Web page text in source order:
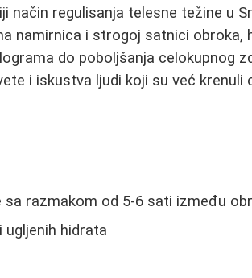
način regulisanja telesne težine u
namirnica i strogoj satnici obroka,
do poboljšanja celokupnog
i iskustva ljudi koji su već krenuli
razmakom od 5-6 sati između
ugljenih hidrata